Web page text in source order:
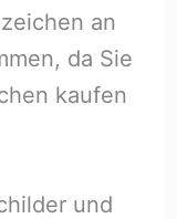
an
da Sie
kaufen
und